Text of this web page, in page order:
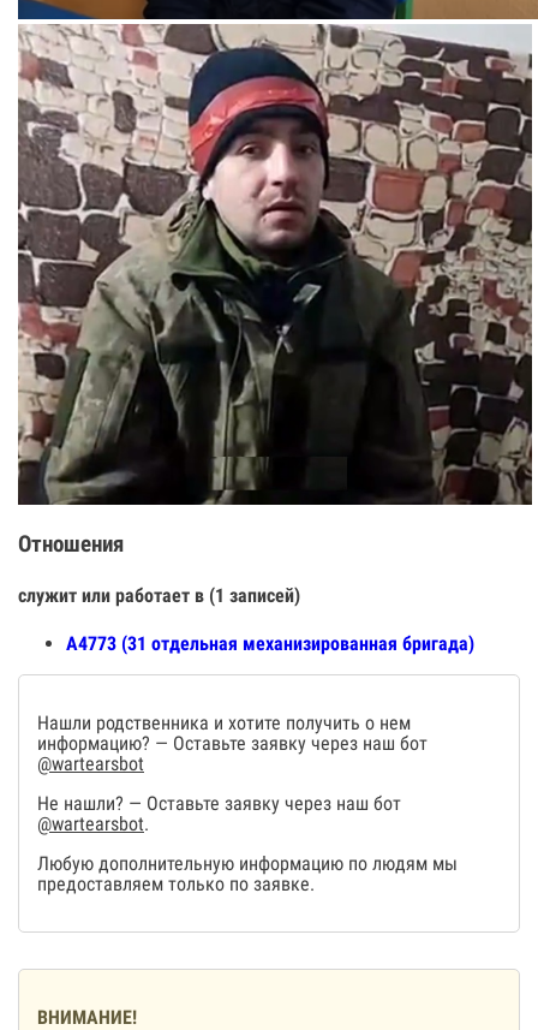
Отношения
служит или работает в (1 записей)
А4773 (31 отдельная механизированная бригада)
Нашли родственника и хотите получить о нем
информацию? — Оставьте заявку через наш бот
@wartearsbot
Не нашли? — Оставьте заявку через наш бот
@wartearsbot.
Любую дополнительную информацию по людям мы
предоставляем только по заявке.
ВНИМАНИЕ!